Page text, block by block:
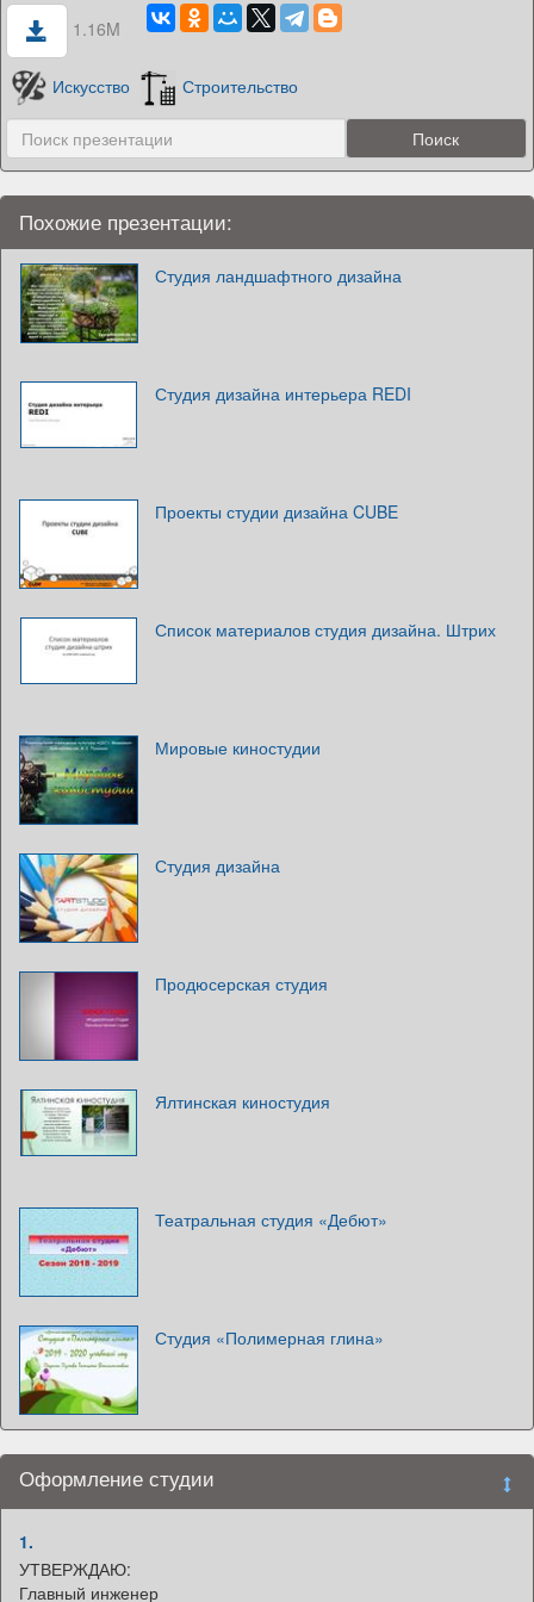
1.16M
Искусство Строительство
Похожие презентации:
Студия ландшафтного дизайна
Студия дизайна интерьера REDI
Проекты студии дизайна CUBE
Список материалов студия дизайна. Штрих
Мировые киностудии
Студия дизайна
Продюсерская студия
Ялтинская киностудия
Театральная студия «Дебют»
Студия «Полимерная глина»
Оформление студии
1.
УТВЕРЖДАЮ:
Главный инженер